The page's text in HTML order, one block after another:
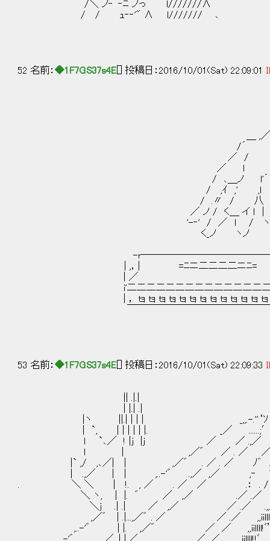
/＼ ノ‐´‐ﾆ ノっ l///////∧
/ / ｭ‐‐'" ∧ l/////// ､
52 名前： ◆1F7GS37s4E [] 投稿日：2016/10/01(Sat) 22:09:01
＿ ,／
/´ , -‐
／ /
／ l , -
/ ､＿ノ l'´ ､
/ ,ｲ ,' ,ｌ
/ .〃 / 八
／ ノ / く＿ イ ｌ |
'-‐' / ／ l / ヽ
く_ノ ヽノ
-
| ,，| =ﾆニ二二二二ニﾆ=
| ／ ＼
i'二二二二二二二二二二二二二二二二
| ， ｔｮ ｔｮ ｔｮ ｔｮ ｔｮ ｔｮ ｔｮ ｔｮ ｔｮ ｔｮ ｔｮ ｔｮ ｔｮ ｔ
53 名前： ◆1F7GS37s4E [] 投稿日：2016/10/01(Sat) 22:09:33
|ヽ ||.| | | | _,,.-.''‘ｿ ／
| `, | | | | | |. _／
l `､／ ! |j |j ／ ／ .,／
l | ,／゛ ／ . ／ ／ﾞ
|` ,/ ,､／| | ,／゛ . ／ . ／
| .,／ | | ,..-'゛ .,／ ,／ ,‐
. ＼ ＼ | !. , ／ . ／ ／ .： .
＼ ヽ, | |. ゛ ／ ,／ .／ .
＼j .| .| ／ ,／ ／ .／
,／゛ | .|...,／゛ . ／ ／ .
,..-'゛ | |. ,／゛ ／ ／